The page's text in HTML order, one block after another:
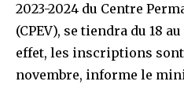
2023-2024 du Centre
(CPEV), se tiendra du 18
effet, les inscriptions sont
novembre, informe le